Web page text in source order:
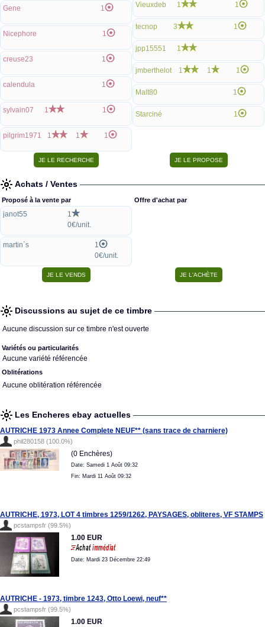
Gene 1
Nicephore 1
creuse23 1
calendula 1
sylvain07 1 1
pilgrim1971 1 1 1
Vieuxdeb 1 1
tecnop 3 1
jpp15551 1
jmberthelot 1 1 1
Malt80 1
Starciné 1
Achats / Ventes
Proposé à la vente par
janot55
1
0€/unit.
martin`s
1
0€/unit.
Offre d'achat par
Discussions au sujet de ce timbre
Aucune discussion sur ce timbre n'est ouverte
Variétés ou particularités
Aucune variété référencée
Oblitérations
Aucune oblitération référencée
Les Encheres ebay actuelles
AUTRICHE 1973 Annee Complete NEUF** (sans trace de charniere)
phil280158 (100.0%)
(0 Enchères)
Date: Samedi 1 Août 09:32
Fin: Mardi 11 Août 09:32
AUTRICHE, 1973, LOT 4 timbres 1259/1262, PAYSAGES, obliteres, VF STAMPS
pcstampsfr (99.5%)
1.00 EUR
Date: Mardi 23 Décembre 22:49
AUTRICHE - 1973, timbre 1243, Otto Loewi, neuf**
pcstampsfr (99.5%)
1.00 EUR